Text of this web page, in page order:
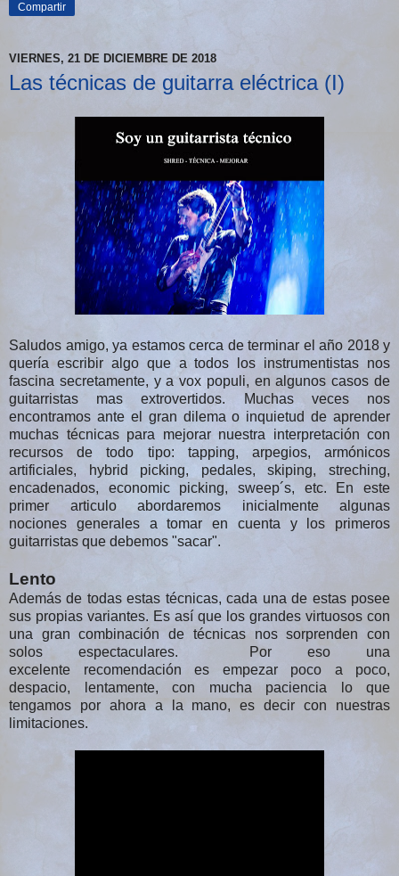
Compartir
VIERNES, 21 DE DICIEMBRE DE 2018
Las técnicas de guitarra eléctrica (I)
Saludos amigo, ya estamos cerca de terminar el año 2018 y
quería escribir algo que a todos los instrumentistas nos
fascina secretamente, y a vox populi, en algunos casos de
guitarristas mas extrovertidos. Muchas veces nos
encontramos ante el gran dilema o inquietud de aprender
muchas técnicas para mejorar nuestra interpretación con
recursos de todo tipo: tapping, arpegios, armónicos
artificiales, hybrid picking, pedales, skiping, streching,
encadenados, economic picking, sweep´s, etc. En este
primer articulo abordaremos inicialmente algunas
nociones generales a tomar en cuenta y los primeros
guitarristas que debemos "sacar".
Lento
Además de todas estas técnicas, cada una de estas posee
sus propias variantes. Es así que los grandes virtuosos con
una gran combinación de técnicas nos sorprenden con
solos espectaculares.
Por eso una
excelente recomendación es empezar poco a poco,
despacio, lentamente, con mucha paciencia lo que
tengamos por ahora a la mano, es decir con nuestras
limitaciones.